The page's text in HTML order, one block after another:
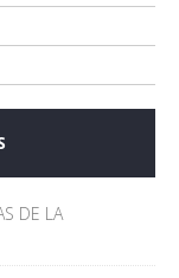
DE LA